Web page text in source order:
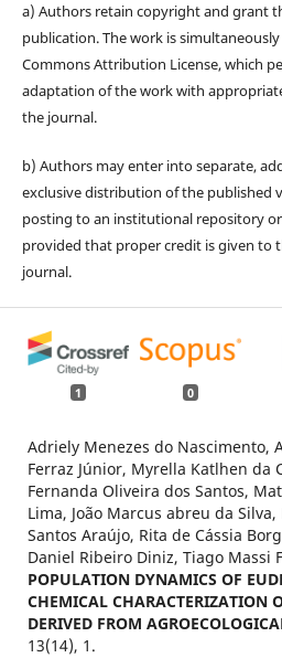
a) Authors retain copyright and grant
publication. The work is
Commons Attribution License, which
adaptation of the work with
the journal.
b) Authors may enter into separate,
exclusive distribution of the published
posting to an institutional repository
provided that proper credit is given to
journal.
1 0
Adriely Menezes do Nascimento,
Ferraz Júnior, Myrella Katlhen da
Fernanda Oliveira dos Santos,
Lima, João Marcus abreu da
Santos Araújo, Rita de Cássia
Daniel Ribeiro Diniz, Tiago Massi
POPULATION DYNAMICS OF
CHEMICAL CHARACTERIZATION
DERIVED FROM
13(14), 1.